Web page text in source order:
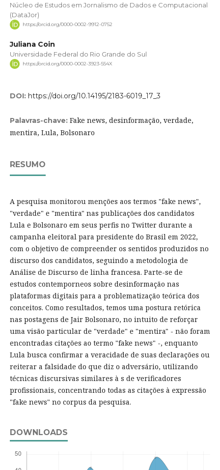
Núcleo de Estudos em Jornalismo de Dados e Computacional
(DataJor)
https://orcid.org/0000-0002-9912-0752
Juliana Coin
Universidade Federal do Rio Grande do Sul
https://orcid.org/0000-0002-3923-554X
DOI: https://doi.org/10.14195/2183-6019_17_3
Palavras-chave: Fake news, desinformação, verdade,
mentira, Lula, Bolsonaro
RESUMO
A pesquisa monitorou menções aos termos "fake news",
"verdade" e "mentira" nas publicações dos candidatos
Lula e Bolsonaro em seus perfis no Twitter durante a
campanha eleitoral para presidente do Brasil em 2022,
com o objetivo de compreender os sentidos produzidos no
discurso dos candidatos, seguindo a metodologia de
Análise de Discurso de linha francesa. Parte-se de
estudos contemporneos sobre desinformação nas
plataformas digitais para a problematização teórica dos
conceitos. Como resultados, temos uma postura retórica
nas postagens de Jair Bolsonaro, no intuito de reforçar
uma visão particular de "verdade" e "mentira" - não foram
encontradas citações ao termo "fake news" -, enquanto
Lula busca confirmar a veracidade de suas declarações ou
reiterar a falsidade do que diz o adversário, utilizando
técnicas discursivas similares à s de verificadores
profissionais, concentrando todas as citações à expressão
"fake news" no corpus da pesquisa.
DOWNLOADS